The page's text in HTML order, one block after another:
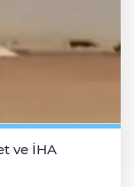
ve İHA